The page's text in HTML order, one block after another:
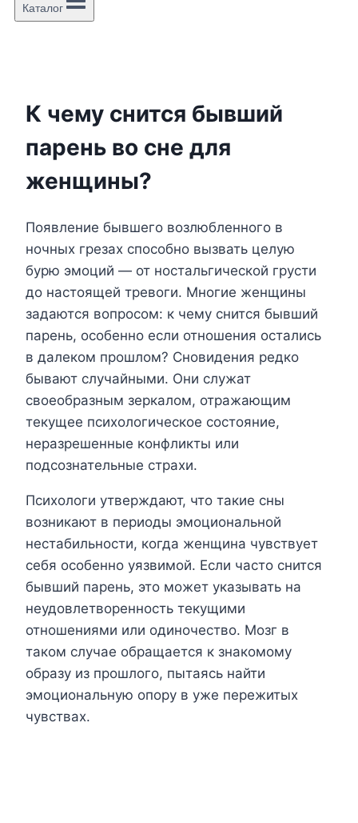
Каталог
К чему снится бывший
парень во сне для
женщины?
Появление бывшего возлюбленного в
ночных грезах способно вызвать целую
бурю эмоций — от ностальгической грусти
до настоящей тревоги. Многие женщины
задаются вопросом: к чему снится бывший
парень, особенно если отношения остались
в далеком прошлом? Сновидения редко
бывают случайными. Они служат
своеобразным зеркалом, отражающим
текущее психологическое состояние,
неразрешенные конфликты или
подсознательные страхи.
Психологи утверждают, что такие сны
возникают в периоды эмоциональной
нестабильности, когда женщина чувствует
себя особенно уязвимой. Если часто снится
бывший парень, это может указывать на
неудовлетворенность текущими
отношениями или одиночество. Мозг в
таком случае обращается к знакомому
образу из прошлого, пытаясь найти
эмоциональную опору в уже пережитых
чувствах.